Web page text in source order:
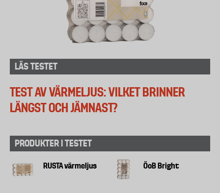
LÄS TESTET
TEST AV VÄRMELJUS: VILKET BRINNER
LÄNGST OCH JÄMNAST?
PRODUKTER I TESTET
RUSTA värmeljus ÖoB Bright